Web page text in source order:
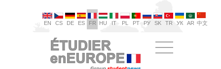
EN CS DE ES FR HU IT PL PT РУ SK TR УК AR 中文